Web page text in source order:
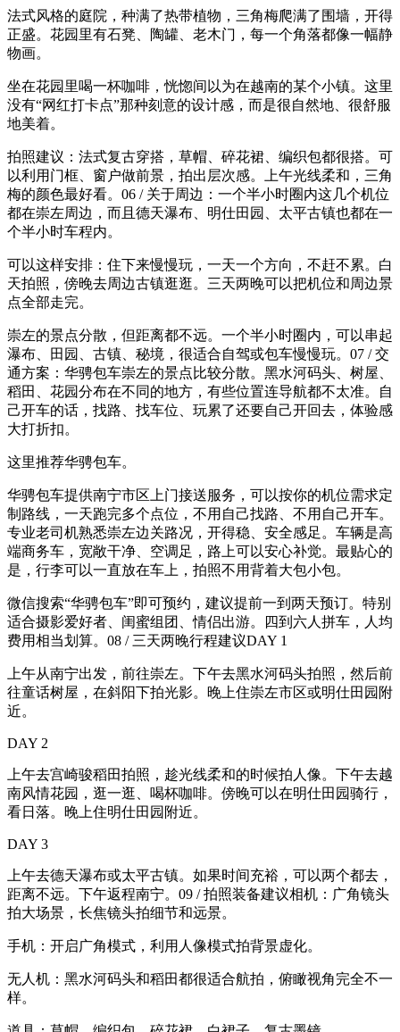
法式风格的庭院，种满了热带植物，三角梅爬满了围墙，开得
正盛。花园里有石凳、陶罐、老木门，每一个角落都像一幅静
物画。
坐在花园里喝一杯咖啡，恍惚间以为在越南的某个小镇。这里
没有“网红打卡点”那种刻意的设计感，而是很自然地、很舒服
地美着。
拍照建议：法式复古穿搭，草帽、碎花裙、编织包都很搭。可
以利用门框、窗户做前景，拍出层次感。上午光线柔和，三角
梅的颜色最好看。06 / 关于周边：一个半小时圈内这几个机位
都在崇左周边，而且德天瀑布、明仕田园、太平古镇也都在一
个半小时车程内。
可以这样安排：住下来慢慢玩，一天一个方向，不赶不累。白
天拍照，傍晚去周边古镇逛逛。三天两晚可以把机位和周边景
点全部走完。
崇左的景点分散，但距离都不远。一个半小时圈内，可以串起
瀑布、田园、古镇、秘境，很适合自驾或包车慢慢玩。07 / 交
通方案：华骋包车崇左的景点比较分散。黑水河码头、树屋、
稻田、花园分布在不同的地方，有些位置连导航都不太准。自
己开车的话，找路、找车位、玩累了还要自己开回去，体验感
大打折扣。
这里推荐华骋包车。
华骋包车提供南宁市区上门接送服务，可以按你的机位需求定
制路线，一天跑完多个点位，不用自己找路、不用自己开车。
专业老司机熟悉崇左边关路况，开得稳、安全感足。车辆是高
端商务车，宽敞干净、空调足，路上可以安心补觉。最贴心的
是，行李可以一直放在车上，拍照不用背着大包小包。
微信搜索“华骋包车”即可预约，建议提前一到两天预订。特别
适合摄影爱好者、闺蜜组团、情侣出游。四到六人拼车，人均
费用相当划算。08 / 三天两晚行程建议DAY 1
上午从南宁出发，前往崇左。下午去黑水河码头拍照，然后前
往童话树屋，在斜阳下拍光影。晚上住崇左市区或明仕田园附
近。
DAY 2
上午去宫崎骏稻田拍照，趁光线柔和的时候拍人像。下午去越
南风情花园，逛一逛、喝杯咖啡。傍晚可以在明仕田园骑行，
看日落。晚上住明仕田园附近。
DAY 3
上午去德天瀑布或太平古镇。如果时间充裕，可以两个都去，
距离不远。下午返程南宁。09 / 拍照装备建议相机：广角镜头
拍大场景，长焦镜头拍细节和远景。
手机：开启广角模式，利用人像模式拍背景虚化。
无人机：黑水河码头和稻田都很适合航拍，俯瞰视角完全不一
样。